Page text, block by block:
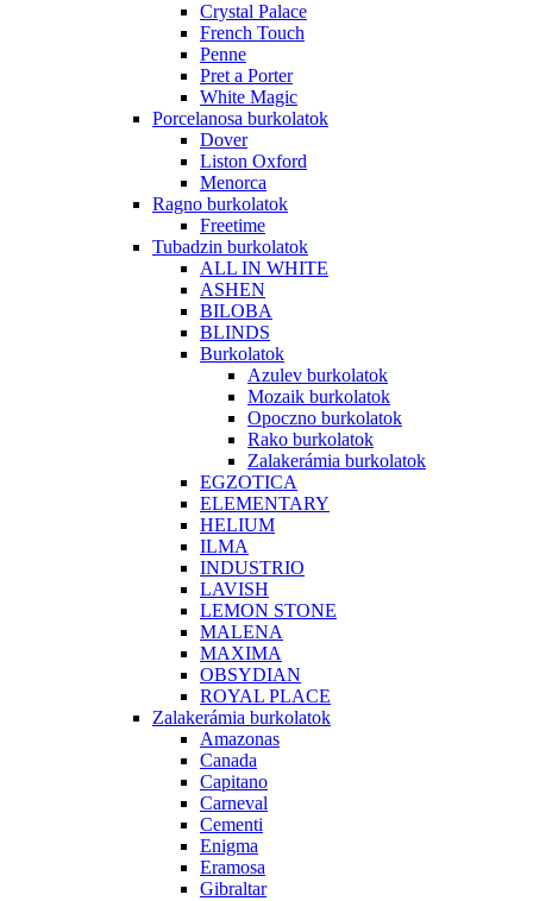
Crystal Palace
French Touch
Penne
Pret a Porter
White Magic
Porcelanosa burkolatok
Dover
Liston Oxford
Menorca
Ragno burkolatok
Freetime
Tubadzin burkolatok
ALL IN WHITE
ASHEN
BILOBA
BLINDS
Burkolatok
Azulev burkolatok
Mozaik burkolatok
Opoczno burkolatok
Rako burkolatok
Zalakerámia burkolatok
EGZOTICA
ELEMENTARY
HELIUM
ILMA
INDUSTRIO
LAVISH
LEMON STONE
MALENA
MAXIMA
OBSYDIAN
ROYAL PLACE
Zalakerámia burkolatok
Amazonas
Canada
Capitano
Carneval
Cementi
Enigma
Eramosa
Gibraltar